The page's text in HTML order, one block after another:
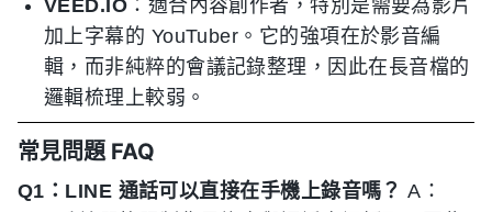
VEED.IO ：適合內容創作者，特別是需要為影片
加上字幕的 YouTuber。它的強項在於影音編
輯，而非純粹的會議記錄整理，因此在長音檔的
邏輯梳理上較弱。
常見問題 FAQ
Q1：LINE 通話可以直接在手機上錄音嗎？ A：